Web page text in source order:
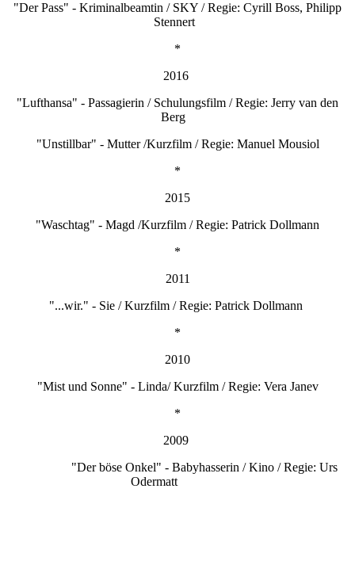
"Der Pass" - Kriminalbeamtin / SKY / Regie: Cyrill Boss, Philipp
Stennert
*
2016
"Lufthansa" - Passagierin / Schulungsfilm / Regie: Jerry van den
Berg
"Unstillbar" - Mutter /Kurzfilm / Regie: Manuel Mousiol
*
2015
"Waschtag" - Magd /Kurzfilm / Regie: Patrick Dollmann
*
2011
"...wir." - Sie / Kurzfilm / Regie: Patrick Dollmann
*
2010
"Mist und Sonne" - Linda/ Kurzfilm / Regie: Vera Janev
*
2009
"Der böse Onkel" - Babyhasserin / Kino / Regie: Urs
Odermatt